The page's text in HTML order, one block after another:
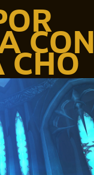
CHO